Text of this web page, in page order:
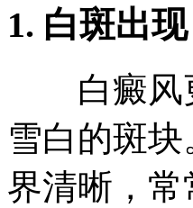
1. 白斑出现
白癜风更
雪白的斑
界清晰，